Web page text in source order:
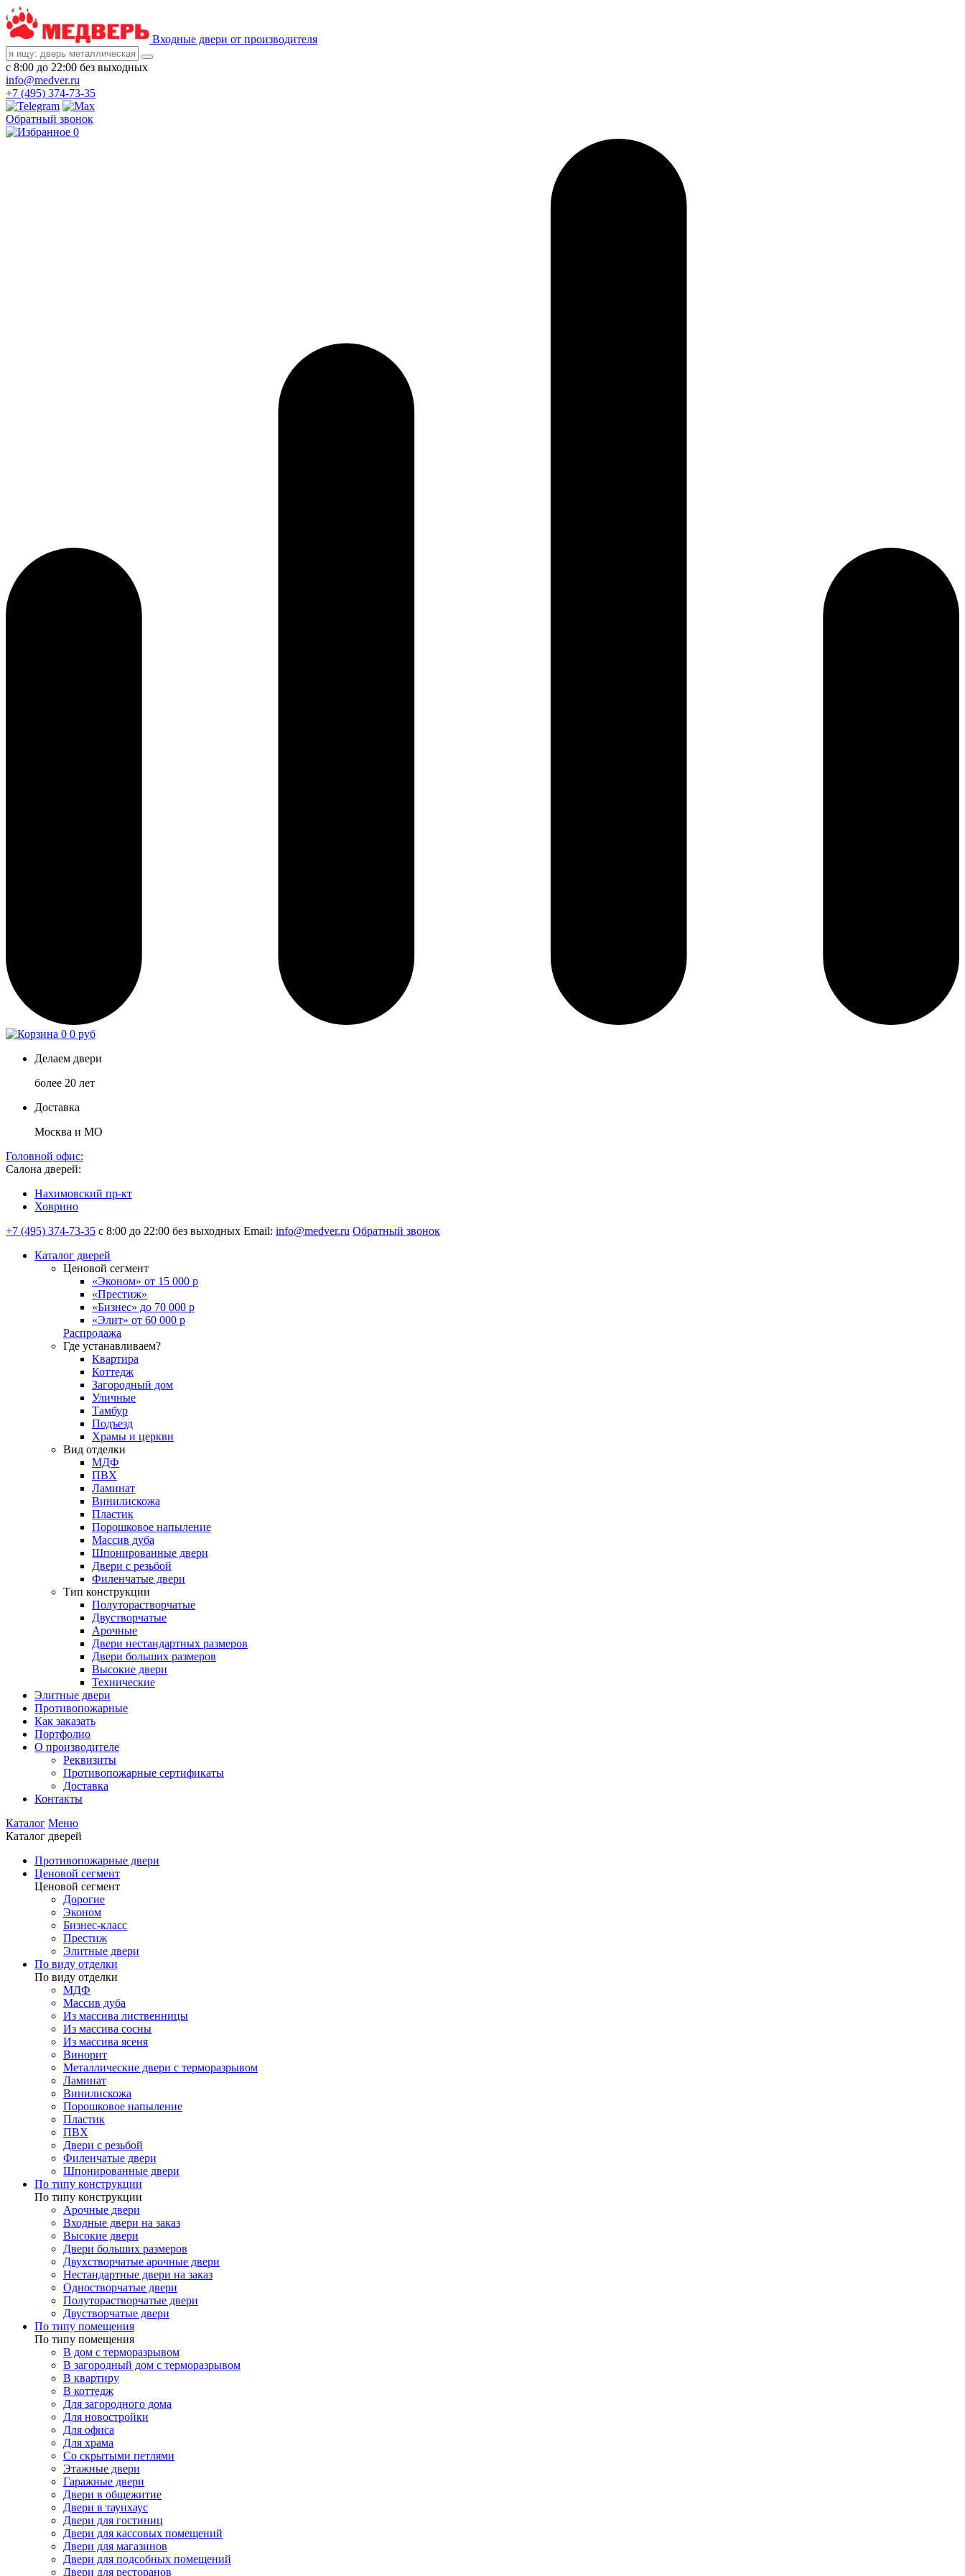
Входные двери от производителя
с 8:00 до 22:00 без выходных
info@medver.ru
+7 (495) 374-73-35
Обратный звонок
0
0 0 руб
Делаем двери
более 20 лет
Доставка
Москва и МО
Головной офис:
Салона дверей:
Нахимовский пр-кт
Ховрино
+7 (495) 374-73-35 с 8:00 до 22:00 без выходных Email: info@medver.ru Обратный звонок
Каталог дверей
Ценовой сегмент
«Эконом» от 15 000 р
«Престиж»
«Бизнес» до 70 000 р
«Элит» от 60 000 р
Распродажа
Где устанавливаем?
Квартира
Коттедж
Загородный дом
Уличные
Тамбур
Подъезд
Храмы и церкви
Вид отделки
МДФ
ПВХ
Ламинат
Винилискожа
Пластик
Порошковое напыление
Массив дуба
Шпонированные двери
Двери с резьбой
Филенчатые двери
Тип конструкции
Полуторастворчатые
Двустворчатые
Арочные
Двери нестандартных размеров
Двери больших размеров
Высокие двери
Технические
Элитные двери
Противопожарные
Как заказать
Портфолио
О производителе
Реквизиты
Противопожарные сертификаты
Доставка
Контакты
Каталог Меню
Каталог дверей
Противопожарные двери
Ценовой сегмент
Ценовой сегмент
Дорогие
Эконом
Бизнес-класс
Престиж
Элитные двери
По виду отделки
По виду отделки
МДФ
Массив дуба
Из массива лиственницы
Из массива сосны
Из массива ясеня
Винорит
Металлические двери с терморазрывом
Ламинат
Винилискожа
Порошковое напыление
Пластик
ПВХ
Двери с резьбой
Филенчатые двери
Шпонированные двери
По типу конструкции
По типу конструкции
Арочные двери
Входные двери на заказ
Высокие двери
Двери больших размеров
Двухстворчатые арочные двери
Нестандартные двери на заказ
Одностворчатые двери
Полуторастворчатые двери
Двустворчатые двери
По типу помещения
По типу помещения
В дом с терморазрывом
В загородный дом с терморазрывом
В квартиру
В коттедж
Для загородного дома
Для новостройки
Для офиса
Для храма
Со скрытыми петлями
Этажные двери
Гаражные двери
Двери в общежитие
Двери в таунхаус
Двери для гостиниц
Двери для кассовых помещений
Двери для магазинов
Двери для подсобных помещений
Двери для ресторанов